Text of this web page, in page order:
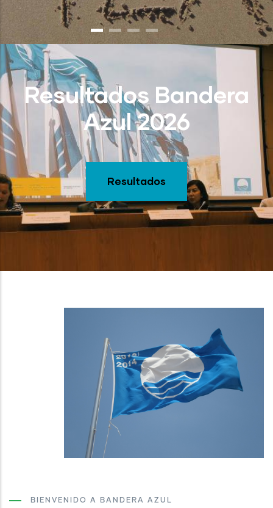
Resultados Bandera
Azul 2026
Resultados
BIENVENIDO A BANDERA AZUL